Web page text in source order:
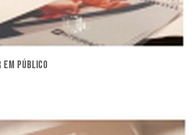
público